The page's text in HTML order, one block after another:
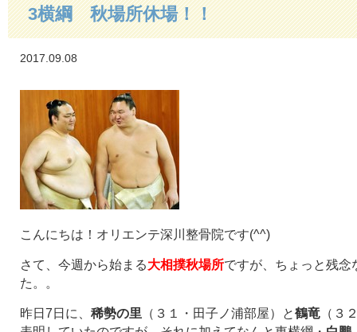
3横綱 秋場所休場！！
2017.09.08
こんにちは！オリエンテ深川整骨院です(^^)
さて、今週から始まる大相撲秋場所ですが、ちょっと残念
た。。
昨日7日に、 稀勢の里 （３１・田子ノ浦部屋）と鶴竜 （３